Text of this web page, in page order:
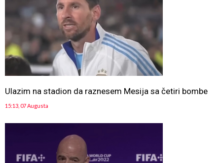
Ulazim na stadion da raznesem Mesija sa četiri bombe
15:13, 07 Augusta